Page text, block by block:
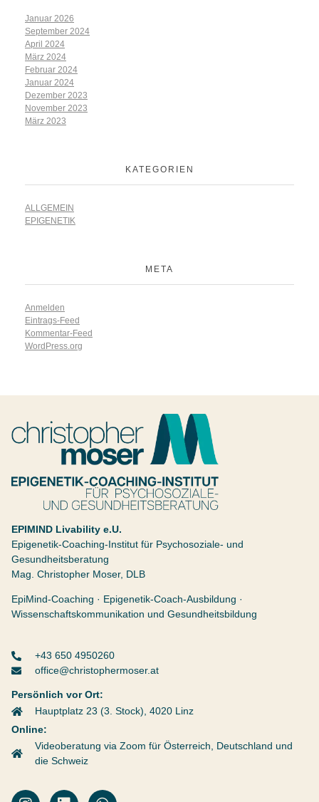
Januar 2026
September 2024
April 2024
März 2024
Februar 2024
Januar 2024
Dezember 2023
November 2023
März 2023
KATEGORIEN
ALLGEMEIN
EPIGENETIK
META
Anmelden
Eintrags-Feed
Kommentar-Feed
WordPress.org
Christopher Moser
Epigenetik Coaching Institut
EPIMIND Livability e.U.
Epigenetik-Coaching-Institut für Psychosoziale- und
Gesundheitsberatung
Mag. Christopher Moser, DLB
EpiMind-Coaching · Epigenetik-Coach-Ausbildung ·
Wissenschaftskommunikation und Gesundheitsbildung
+43 650 4950260
office@christophermoser.at
Persönlich vor Ort:
Hauptplatz 23 (3. Stock), 4020 Linz
Online:
Videoberatung via Zoom für Österreich, Deutschland und
die Schweiz